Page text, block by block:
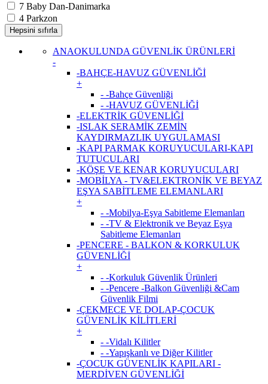
7 Baby Dan-Danimarka
4 Parkzon
ANAOKULUNDA GÜVENLİK ÜRÜNLERİ
-
-BAHÇE-HAVUZ GÜVENLİĞİ
+
- -Bahçe Güvenliği
- -HAVUZ GÜVENLİĞİ
-ELEKTRİK GÜVENLİĞİ
-ISLAK SERAMİK ZEMİN
KAYDIRMAZLIK UYGULAMASI
-KAPI PARMAK KORUYUCULARI-KAPI
TUTUCULARI
-KÖŞE VE KENAR KORUYUCULARI
-MOBİLYA - TV&ELEKTRONİK VE BEYAZ
EŞYA SABİTLEME ELEMANLARI
+
- -Mobilya-Eşya Sabitleme Elemanları
- -TV & Elektronik ve Beyaz Eşya
Sabitleme Elemanları
-PENCERE - BALKON & KORKULUK
GÜVENLİĞİ
+
- -Korkuluk Güvenlik Ürünleri
- -Pencere -Balkon Güvenliği &Cam
Güvenlik Filmi
-ÇEKMECE VE DOLAP-ÇOCUK
GÜVENLİK KİLİTLERİ
+
- -Vidalı Kilitler
- -Yapışkanlı ve Diğer Kilitler
-ÇOCUK GÜVENLİK KAPILARI -
MERDİVEN GÜVENLİĞİ